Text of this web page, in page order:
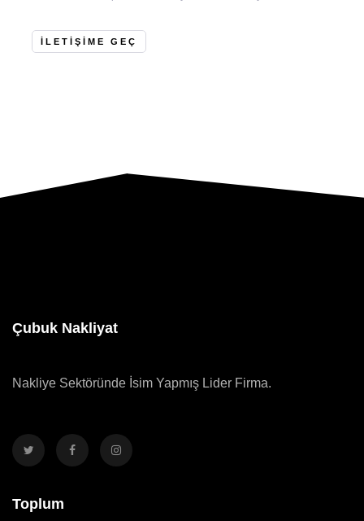
İLETIŞIME GEÇ
Çubuk Nakliyat
Nakliye Sektöründe İsim Yapmış Lider Firma.
Toplum